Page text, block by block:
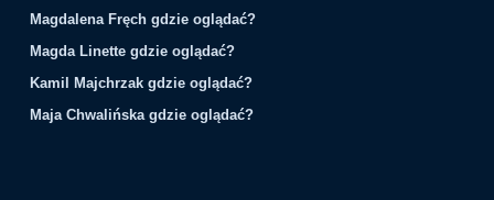
Magdalena Fręch gdzie oglądać?
Magda Linette gdzie oglądać?
Kamil Majchrzak gdzie oglądać?
Maja Chwalińska gdzie oglądać?